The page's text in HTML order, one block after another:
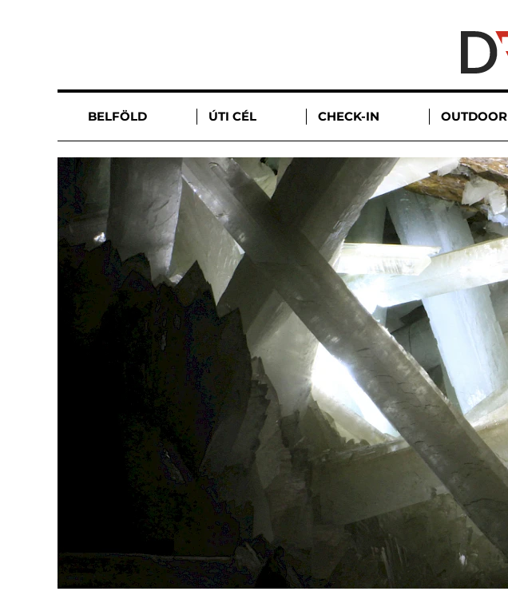
BELFÖLD ÚTI CÉL CHECK-IN OUTDOOR